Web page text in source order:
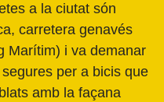
a la ciutat són
carretera genavés
Marítim) i va demanar
per a bicis que
amb la façana